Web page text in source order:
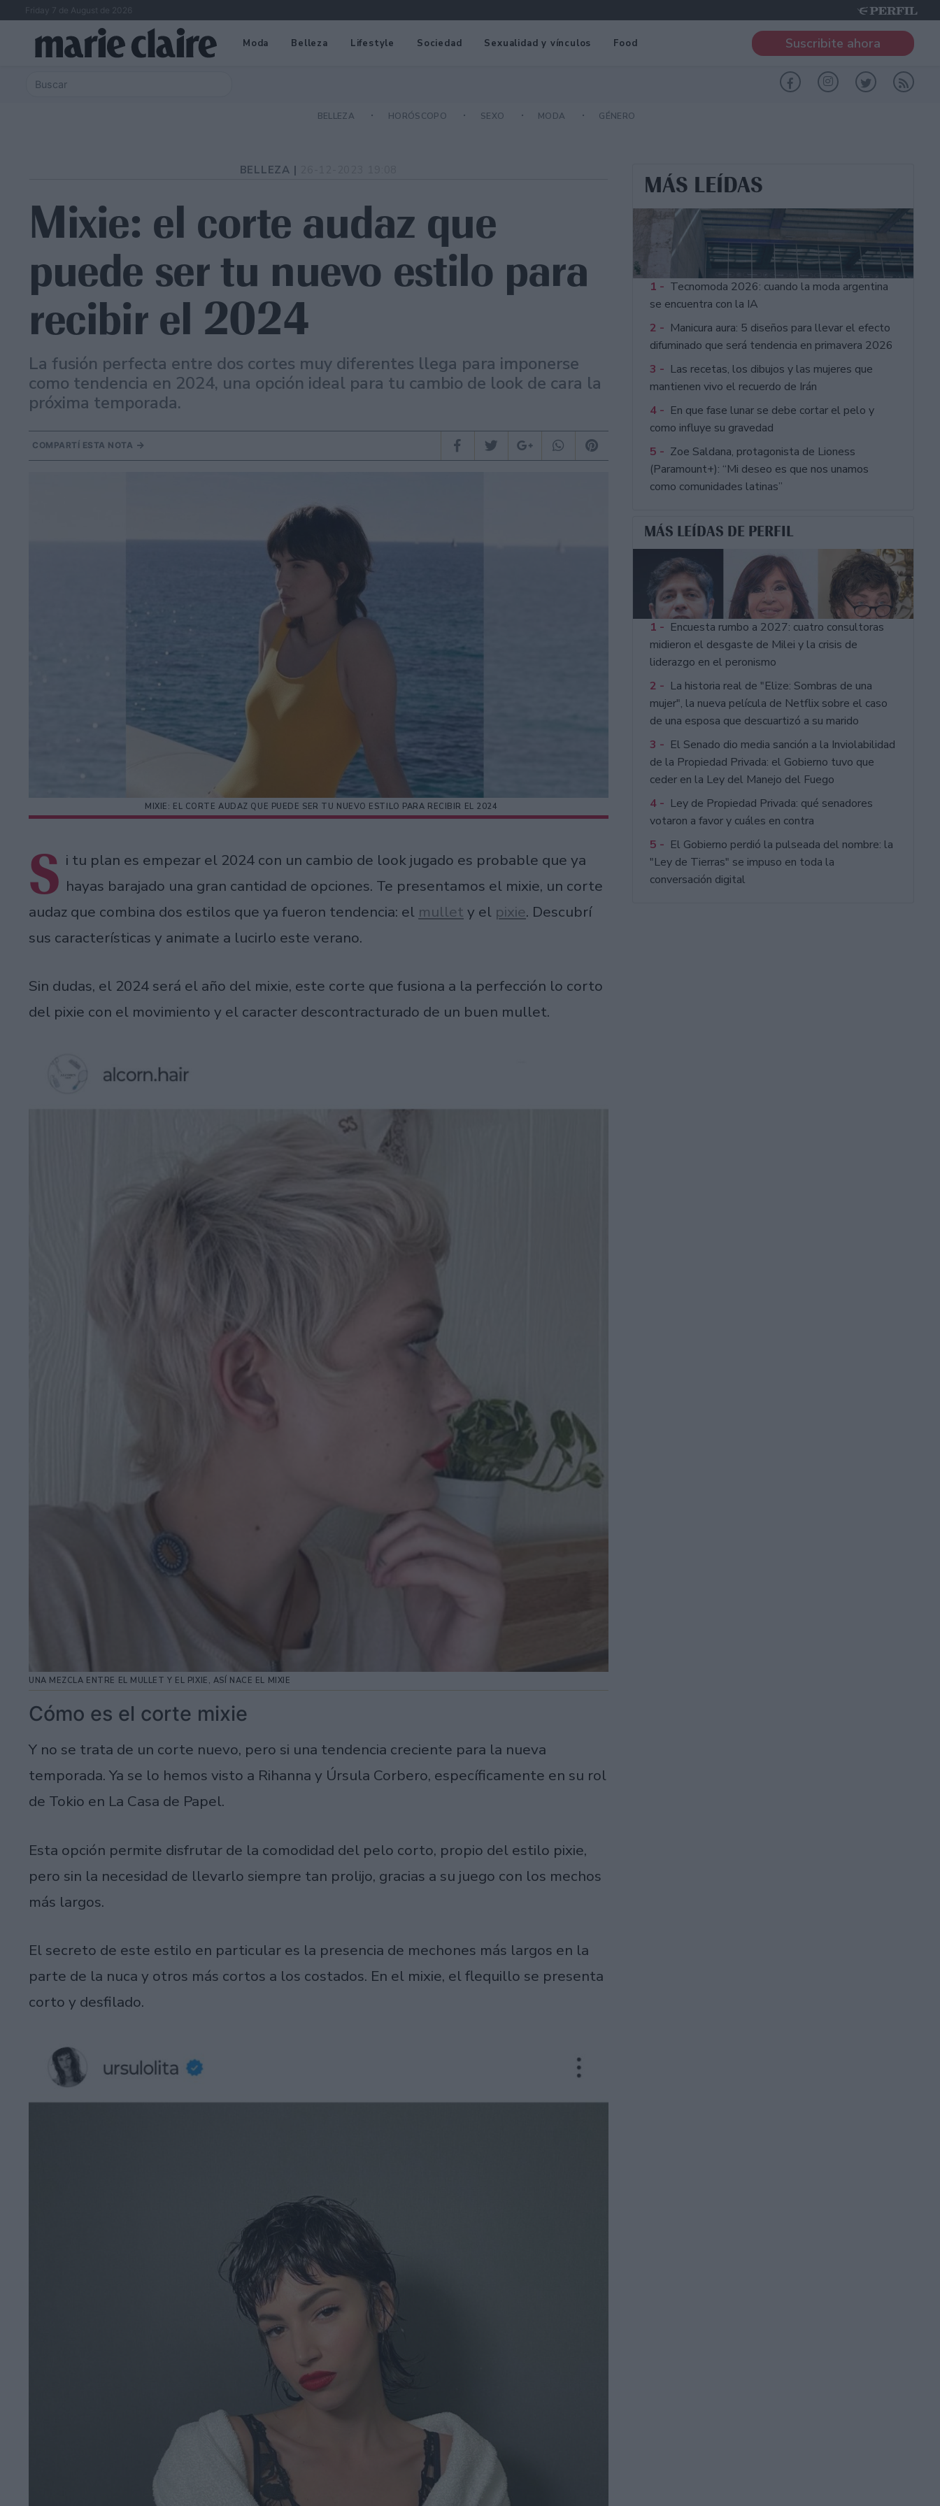
Friday 7 de August de 2026
Moda Belleza Lifestyle Sociedad Sexualidad y vínculos Food Suscribite ahora
BELLEZA HORÓSCOPO SEXO MODA GÉNERO
BELLEZA |
Mixie: el corte audaz que
puede ser tu nuevo estilo para
recibir el 2024
La fusión perfecta entre dos cortes muy diferentes llega para imponerse
como tendencia en 2024, una opción ideal para tu cambio de look de cara la
próxima temporada.
COMPARTÍ ESTA NOTA
MIXIE: EL CORTE AUDAZ QUE PUEDE SER TU NUEVO ESTILO PARA RECIBIR EL 2024
S i tu plan es empezar el 2024 con un cambio de look jugado es probable que ya
hayas barajado una gran cantidad de opciones. Te presentamos el mixie, un corte
audaz que combina dos estilos que ya fueron tendencia: el mullet y el pixie. Descubrí
sus características y animate a lucirlo este verano.
Sin dudas, el 2024 será el año del mixie, este corte que fusiona a la perfección lo corto
del pixie con el movimiento y el caracter descontracturado de un buen mullet.
UNA MEZCLA ENTRE EL MULLET Y EL PIXIE, ASÍ NACE EL MIXIE
Cómo es el corte mixie
Y no se trata de un corte nuevo, pero si una tendencia creciente para la nueva
temporada. Ya se lo hemos visto a Rihanna y Úrsula Corbero, específicamente en su rol
de Tokio en La Casa de Papel.
Esta opción permite disfrutar de la comodidad del pelo corto, propio del estilo pixie,
pero sin la necesidad de llevarlo siempre tan prolijo, gracias a su juego con los mechos
más largos.
El secreto de este estilo en particular es la presencia de mechones más largos en la
parte de la nuca y otros más cortos a los costados. En el mixie, el flequillo se presenta
corto y desfilado.
MÁS LEÍDAS
1 - Tecnomoda 2026: cuando la moda argentina
se encuentra con la IA
2 - Manicura aura: 5 diseños para llevar el efecto
difuminado que será tendencia en primavera 2026
3 - Las recetas, los dibujos y las mujeres que
mantienen vivo el recuerdo de Irán
4 - En que fase lunar se debe cortar el pelo y
como influye su gravedad
5 - Zoe Saldana, protagonista de Lioness
(Paramount+): “Mi deseo es que nos unamos
como comunidades latinas”
MÁS LEÍDAS DE PERFIL
1 - Encuesta rumbo a 2027: cuatro consultoras
midieron el desgaste de Milei y la crisis de
liderazgo en el peronismo
2 - La historia real de "Elize: Sombras de una
mujer", la nueva película de Netflix sobre el caso
de una esposa que descuartizó a su marido
3 - El Senado dio media sanción a la Inviolabilidad
de la Propiedad Privada: el Gobierno tuvo que
ceder en la Ley del Manejo del Fuego
4 - Ley de Propiedad Privada: qué senadores
votaron a favor y cuáles en contra
5 - El Gobierno perdió la pulseada del nombre: la
"Ley de Tierras" se impuso en toda la
conversación digital